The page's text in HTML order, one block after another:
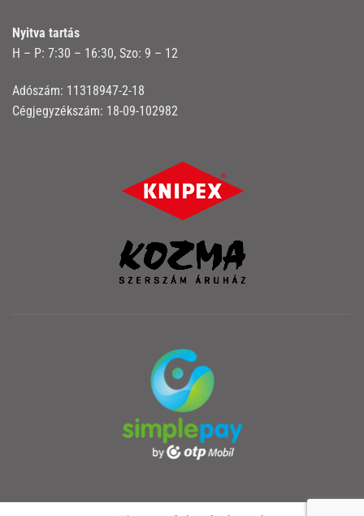
Nyitva tartás
H – P: 7:30 – 16:30, Szo: 9 – 12
Adószám: 11318947-2-18
Cégjegyzékszám: 18-09-102982